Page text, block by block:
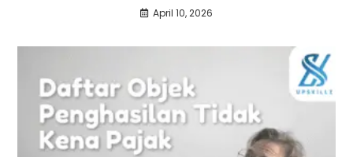
April 10, 2026